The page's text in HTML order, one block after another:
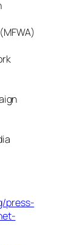
press-